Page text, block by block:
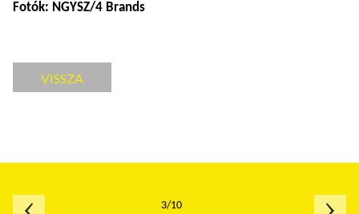
Fotók: NGYSZ/4 Brands
VISSZA
3/10